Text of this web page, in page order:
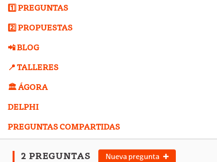
1️⃣ PREGUNTAS
2️⃣ PROPUESTAS
📲 BLOG
📍 TALLERES
🏛️ ÁGORA
DELPHI
PREGUNTAS COMPARTIDAS
2 PREGUNTAS Nueva pregunta